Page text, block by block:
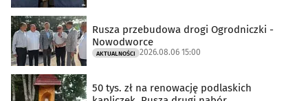
Rusza przebudowa drogi Ogrodniczki -
Nowodworce
AKTUALNOŚCI 2026.08.06 15:00
50 tys. zł na renowację podlaskich